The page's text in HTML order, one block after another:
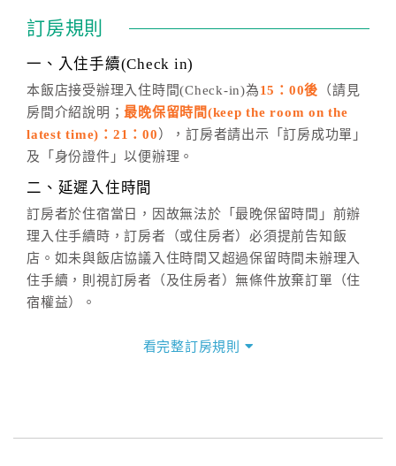
話方式異動訂單。
※非客服時間之申辦異動，皆為次日計算及辦理。
五、客服時間
週一至週日，上午9:00～晚上6:00
六、聯絡方式
(07)9682715 。
訂房規則
一、入住手續(Check in)
本飯店接受辦理入住時間(Check-in)為15：00後 （請見
房間介紹說明；最晚保留時間(keep the room on the
latest time)：21：00 ），訂房者請出示「訂房成功單」
及「身份證件」以便辦理。
二、延遲入住時間
訂房者於住宿當日，因故無法於「最晚保留時間」前辦
理入住手續時，訂房者（或住房者）必須提前告知飯
店。如未與飯店協議入住時間又超過保留時間未辦理入
住手續，則視訂房者（及住房者）無條件放棄訂單（住
宿權益）。
四、訂單異動
看完整訂房規則